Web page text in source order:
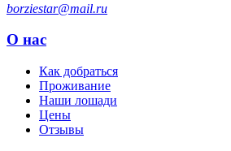
borziestar@mail.ru
О нас
Как добраться
Проживание
Наши лошади
Цены
Отзывы